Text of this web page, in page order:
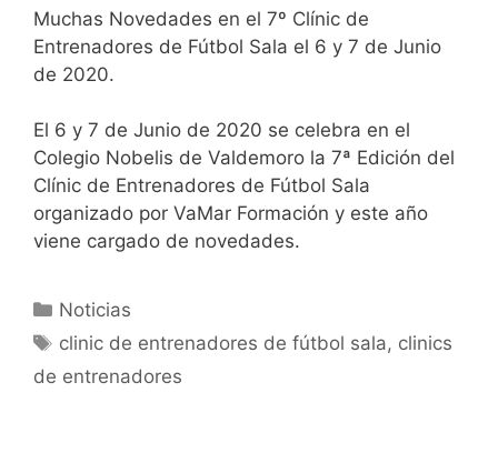
Muchas Novedades en el 7º Clínic de
Entrenadores de Fútbol Sala el 6 y 7 de Junio
de 2020.
El 6 y 7 de Junio de 2020 se celebra en el
Colegio Nobelis de Valdemoro la 7ª Edición del
Clínic de Entrenadores de Fútbol Sala
organizado por VaMar Formación y este año
viene cargado de novedades.
Categorías
Noticias
Etiquetas
clinic de entrenadores de fútbol sala, clinics
de entrenadores